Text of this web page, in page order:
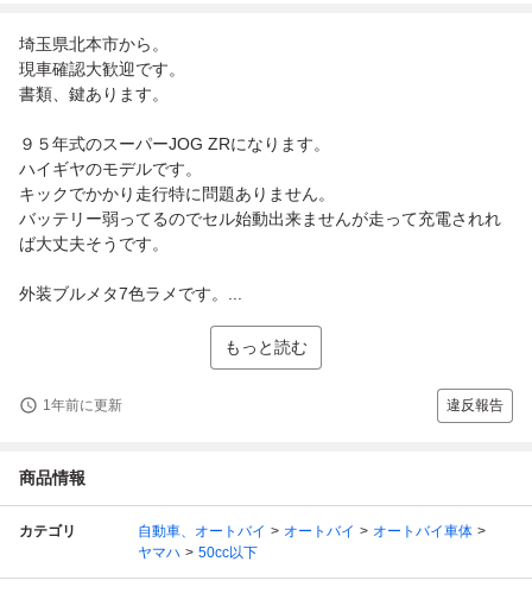
埼玉県北本市から。
現車確認大歓迎です。
書類、鍵あります。
９５年式のスーパーJOG ZRになります。
ハイギヤのモデルです。
キックでかかり走行特に問題ありません。
バッテリー弱ってるのでセル始動出来ませんが走って充電されれ
ば大丈夫そうです。
外装ブルメタ7色ラメです。...
もっと読む
1年前に更新 違反報告
商品情報
カテゴリ 自動車、オートバイ オートバイ
オートバイ車体
ヤマハ
50cc以下